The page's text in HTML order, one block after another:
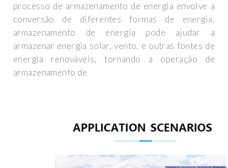
processo de armazenamento de energia envolve a
conversão de diferentes formas de energia,
armazenamento de energia pode ajudar a
armazenar energia solar, vento, e outras fontes de
energia renováveis, tornando a operação de
armazenamento de